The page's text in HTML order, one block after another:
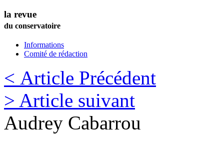
la revue
du conservatoire
Informations
Comité de rédaction
< Article Précédent
> Article suivant
Audrey Cabarrou